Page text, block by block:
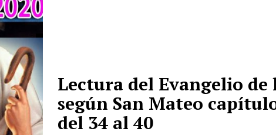
Lectura del Evangelio de
según San Mateo
del 34 al 40